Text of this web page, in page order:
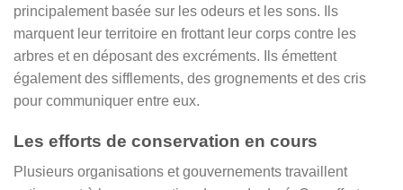
principalement basée sur les odeurs et les sons. Ils
marquent leur territoire en frottant leur corps contre les
arbres et en déposant des excréments. Ils émettent
également des sifflements, des grognements et des cris
pour communiquer entre eux.
Les efforts de conservation en cours
Plusieurs organisations et gouvernements travaillent